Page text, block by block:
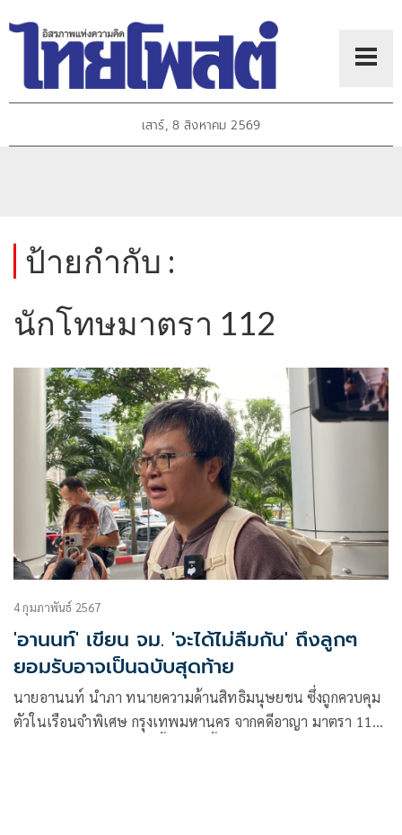
เสาร์, 8 สิงหาคม 2569
ป้ายกำกับ :
นักโทษมาตรา 112
4 กุมภาพันธ์ 2567
'อานนท์' เขียน จม. 'จะได้ไม่ลืมกัน' ถึงลูกๆ
ยอมรับอาจเป็นฉบับสุดท้าย
นายอานนท์ นำภา ทนายความด้านสิทธิมนุษยชน ซึ่งถูกควบคุม
ตัวในเรือนจำพิเศษ กรุงเทพมหานคร จากคดีอาญา มาตรา 112